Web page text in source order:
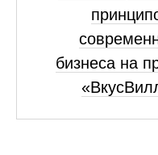
бизнеса на